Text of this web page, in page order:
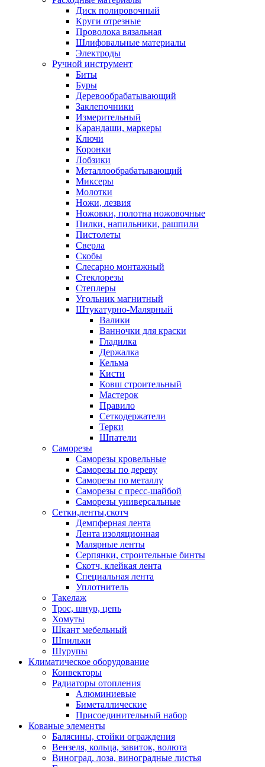
Диск полировочный
Круги отрезные
Проволока вязальная
Шлифовальные материалы
Электроды
Ручной инструмент
Биты
Буры
Деревообрабатывающий
Заклепочники
Измерительный
Карандаши, маркеры
Ключи
Коронки
Лобзики
Металлообрабатывающий
Миксеры
Молотки
Ножи, лезвия
Ножовки, полотна ножовочные
Пилки, напильники, рашпили
Пистолеты
Сверла
Скобы
Слесарно монтажный
Стеклорезы
Степлеры
Угольник магнитный
Штукатурно-Малярный
Валики
Ванночки для краски
Гладилка
Держалка
Кельма
Кисти
Ковш строительный
Мастерок
Правило
Сеткодержатели
Терки
Шпатели
Саморезы
Саморезы кровельные
Саморезы по дереву
Саморезы по металлу
Саморезы с пресс-шайбой
Саморезы универсальные
Сетки,ленты,скотч
Демпферная лента
Лента изоляционная
Малярные ленты
Серпянки, строительные бинты
Скотч, клейкая лента
Специальная лента
Уплотнитель
Такелаж
Трос, шнур, цепь
Хомуты
Шкант мебельный
Шпильки
Шурупы
Климатическое оборудование
Конвекторы
Радиаторы отопления
Алюминиевые
Биметаллические
Присоединительный набор
Кованые элементы
Балясины, стойки ограждения
Вензеля, кольца, завиток, волюта
Виноград, лоза, виноградные листья